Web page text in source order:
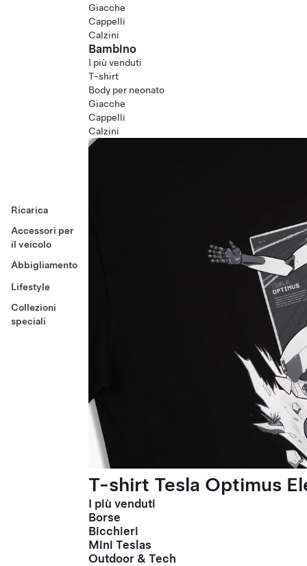
Ricarica
Accessori per
il veicolo
Abbigliamento
Lifestyle
Collezioni
speciali
Giacche
Cappelli
Calzini
Bambino
I più venduti
T-shirt
Body per neonato
Giacche
Cappelli
Calzini
T-shirt Tesla Optimus
I più venduti
Borse
Bicchieri
Mini Teslas
Outdoor & Tech